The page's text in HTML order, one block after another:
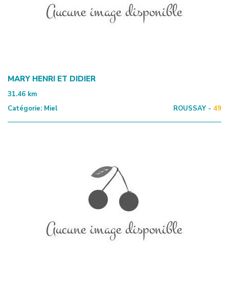
MARY HENRI ET DIDIER
31.46 km
Catégorie: Miel ROUSSAY - 49